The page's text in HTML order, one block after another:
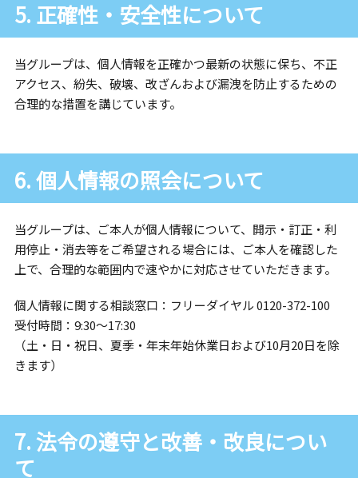
5. 正確性・安全性について
当グループは、個人情報を正確かつ最新の状態に保ち、不正
アクセス、紛失、破壊、改ざんおよび漏洩を防止するための
合理的な措置を講じています。
6. 個人情報の照会について
当グループは、ご本人が個人情報について、開示・訂正・利
用停止・消去等をご希望される場合には、ご本人を確認した
上で、合理的な範囲内で速やかに対応させていただきます。
個人情報に関する相談窓口：フリーダイヤル 0120-372-100
受付時間：9:30～17:30
（土・日・祝日、夏季・年末年始休業日および10月20日を除
きます）
7. 法令の遵守と改善・改良につい
て